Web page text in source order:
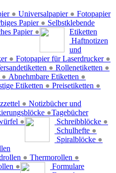
● Universalpapier ●
Papier ●
Papier ●
Fotopapier
● Fotopapier für Laserdrucker ●
Selbstklebende
Etiketten
● Rollenetiketten ●
● Abnehmbare Etiketten ●
Etiketten ● Preisetiketten ●
Haftnotizen
und
●
●
●
Notizbücher und
Tagebücher
Schreibblöcke ●
Schulhefte ●
Spiralblöcke ●
● Thermorollen ●
●
Formulare